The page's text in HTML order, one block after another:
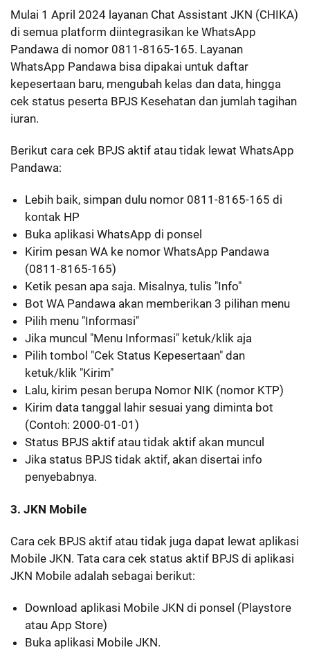
Mulai 1 April 2024 layanan Chat Assistant JKN (CHIKA)
di semua platform diintegrasikan ke WhatsApp
Pandawa di nomor 0811-8165-165. Layanan
WhatsApp Pandawa bisa dipakai untuk daftar
kepesertaan baru, mengubah kelas dan data, hingga
cek status peserta BPJS Kesehatan dan jumlah tagihan
iuran.
Berikut cara cek BPJS aktif atau tidak lewat WhatsApp
Pandawa:
Lebih baik, simpan dulu nomor 0811-8165-165 di
kontak HP
Buka aplikasi WhatsApp di ponsel
Kirim pesan WA ke nomor WhatsApp Pandawa
(0811-8165-165)
Ketik pesan apa saja. Misalnya, tulis "Info"
Bot WA Pandawa akan memberikan 3 pilihan menu
Pilih menu "Informasi"
Jika muncul "Menu Informasi" ketuk/klik aja
Pilih tombol "Cek Status Kepesertaan" dan
ketuk/klik "Kirim"
Lalu, kirim pesan berupa Nomor NIK (nomor KTP)
Kirim data tanggal lahir sesuai yang diminta bot
(Contoh: 2000-01-01)
Status BPJS aktif atau tidak aktif akan muncul
Jika status BPJS tidak aktif, akan disertai info
penyebabnya.
3. JKN Mobile
Cara cek BPJS aktif atau tidak juga dapat lewat aplikasi
Mobile JKN. Tata cara cek status aktif BPJS di aplikasi
JKN Mobile adalah sebagai berikut:
Download aplikasi Mobile JKN di ponsel (Playstore
atau App Store)
Buka aplikasi Mobile JKN.